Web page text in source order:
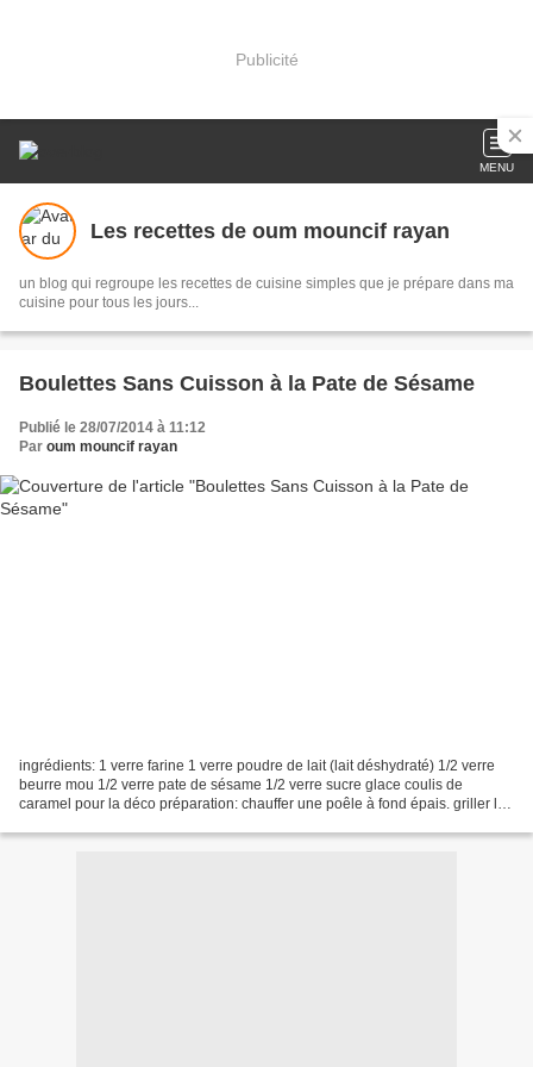
Publicité
MENU
Les recettes de oum mouncif rayan
un blog qui regroupe les recettes de cuisine simples que je prépare dans ma
cuisine pour tous les jours...
Boulettes Sans Cuisson à la Pate de Sésame
Publié le 28/07/2014 à 11:12
Par oum mouncif rayan
ingrédients: 1 verre farine 1 verre poudre de lait (lait déshydraté) 1/2 verre
beurre mou 1/2 verre pate de sésame 1/2 verre sucre glace coulis de
caramel pour la déco préparation: chauffer une poêle à fond épais. griller la